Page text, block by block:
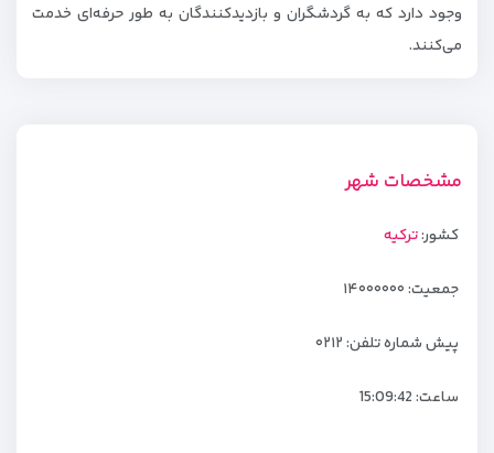
وجود دارد که به گردشگران و بازدیدکنندگان به طور حرفه‌ای خدمت
می‌کنند.
مشخصات شهر
کشور:ترکیه
جمعیت: ۱۴۰۰۰۰۰۰
پیش شماره تلفن: ۰۲۱۲
ساعت:15:09:43